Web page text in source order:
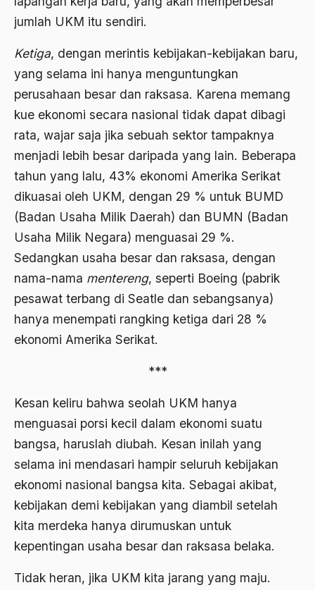
jumlah UKM itu sendiri.
Ketiga, dengan merintis kebijakan-kebijakan baru,
yang selama ini hanya menguntungkan
perusahaan besar dan raksasa. Karena memang
kue ekonomi secara nasional tidak dapat dibagi
rata, wajar saja jika sebuah sektor tampaknya
menjadi lebih besar daripada yang lain. Beberapa
tahun yang lalu, 43% ekonomi Amerika Serikat
dikuasai oleh UKM, dengan 29 % untuk BUMD
(Badan Usaha Milik Daerah) dan BUMN (Badan
Usaha Milik Negara) menguasai 29 %.
Sedangkan usaha besar dan raksasa, dengan
nama-nama mentereng, seperti Boeing (pabrik
pesawat terbang di Seatle dan sebangsanya)
hanya menempati rangking ketiga dari 28 %
ekonomi Amerika Serikat.
***
Kesan keliru bahwa seolah UKM hanya
menguasai porsi kecil dalam ekonomi suatu
bangsa, haruslah diubah. Kesan inilah yang
selama ini mendasari hampir seluruh kebijakan
ekonomi nasional bangsa kita. Sebagai akibat,
kebijakan demi kebijakan yang diambil setelah
kita merdeka hanya dirumuskan untuk
kepentingan usaha besar dan raksasa belaka.
Tidak heran, jika UKM kita jarang yang maju.
Agama Demokrasi
agama elitis
Agama Hukum
Agama Inovasi
Agama Islam
agama populer
Agama Terang
Agenda Nasional
Agraria
Agum Gumelar
ahli fikih
Ahli Ilmu Agama
ahlul sunnah wal jamaah
Ahlussunnah
Ahlussunnah Wal jamaah